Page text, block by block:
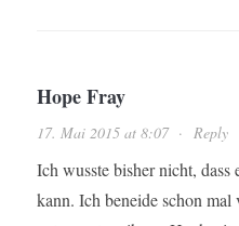
Hope Fray
17. Mai 2015 at 8:07· Reply
Ich wusste bisher nicht, dass
kann. Ich beneide schon